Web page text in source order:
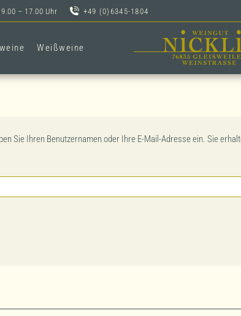
– 17.00 Uhr +49 (0)6345-1804
Weißweine
Sie Ihren Benutzernamen oder Ihre E-Mail-Adresse ein. Sie